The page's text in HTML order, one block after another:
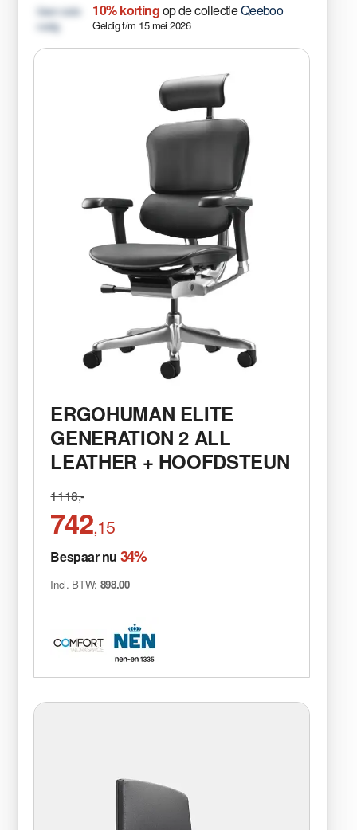
Geen code
nodig
10% kortingop de collectieQeeboo
Geldig t/m 15 mei 2026
ERGOHUMAN ELITE
GENERATION 2 ALL
LEATHER + HOOFDSTEUN
1118,-
742,15
Bespaar nu 34%
Incl. BTW: 898.00